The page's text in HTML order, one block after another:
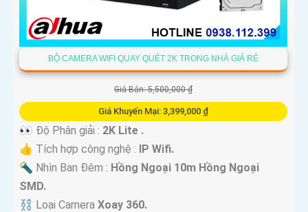
BỘ CAMERA WIFI QUAY QUÉT 2K TRONG NHÀ GIÁ RẺ
Giá Bán: 5,500,000 ₫
Giá Khuyến Mại: 3,399,000 ₫
️
👀 Độ Phân giải : 2K Lite .
👍 Tích hợp công nghệ : IP Wifi.
🔦 Nhìn Ban Đêm : Hồng Ngoại 10m Hồng Ngoại
SMD.
⛓ Loại Camera Xoay 360.